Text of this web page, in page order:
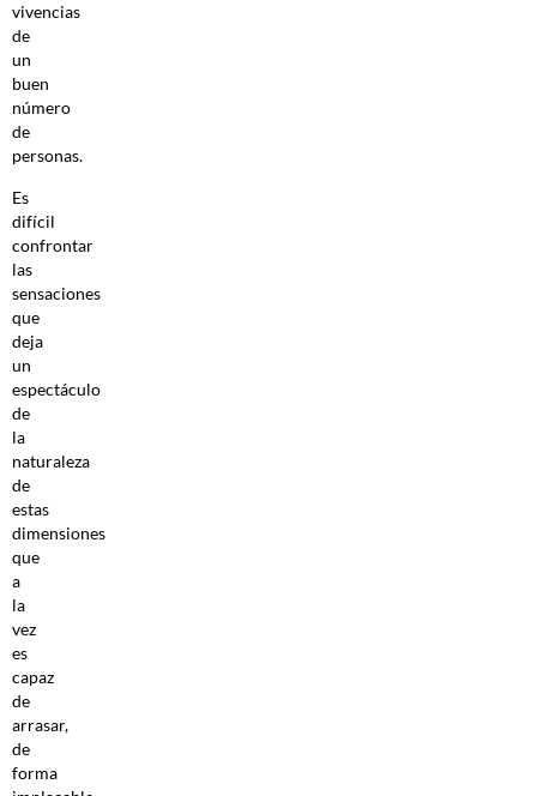
vivencias
de
un
buen
número
de
personas.
Es
difícil
confrontar
las
sensaciones
que
deja
un
espectáculo
de
la
naturaleza
de
estas
dimensiones
que
a
la
vez
es
capaz
de
arrasar,
de
forma